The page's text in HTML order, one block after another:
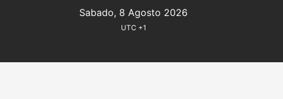
Sabado, 8 Agosto 2026
UTC +1